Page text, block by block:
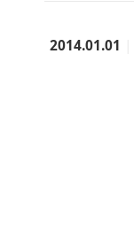
2014.01.01